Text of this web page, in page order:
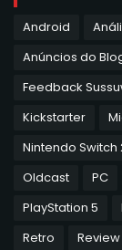
Android
Anúncios do
Feedback
Kickstarter
Nintendo Switch
Oldcast
PC
PlayStation 5
Retro
Review